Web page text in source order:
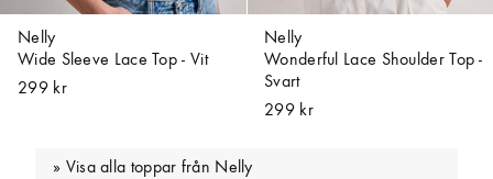
Nelly
Wide Sleeve Lace Top - Vit
299 kr
Nelly
Wonderful Lace Shoulder Top -
Svart
299 kr
Visa alla toppar från Nelly